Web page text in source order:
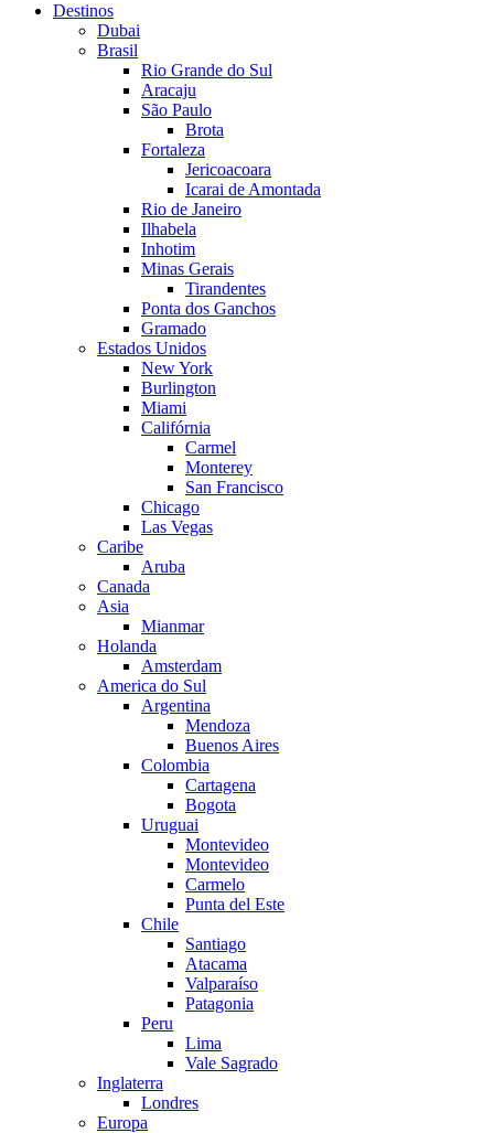
Destinos
Dubai
Brasil
Rio Grande do Sul
Aracaju
São Paulo
Brota
Fortaleza
Jericoacoara
Icarai de Amontada
Rio de Janeiro
Ilhabela
Inhotim
Minas Gerais
Tirandentes
Ponta dos Ganchos
Gramado
Estados Unidos
New York
Burlington
Miami
Califórnia
Carmel
Monterey
San Francisco
Chicago
Las Vegas
Caribe
Aruba
Canada
Asia
Mianmar
Holanda
Amsterdam
America do Sul
Argentina
Mendoza
Buenos Aires
Colombia
Cartagena
Bogota
Uruguai
Montevideo
Montevideo
Carmelo
Punta del Este
Chile
Santiago
Atacama
Valparaíso
Patagonia
Peru
Lima
Vale Sagrado
Inglaterra
Londres
Europa